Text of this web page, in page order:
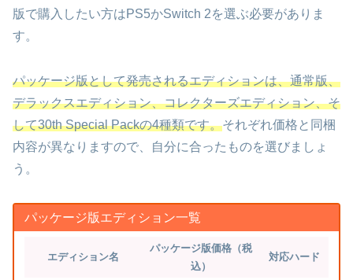
版で購入したい方はPS5かSwitch 2を選ぶ必要がありま
す。
パッケージ版として発売されるエディションは、通常版、
デラックスエディション、コレクターズエディション、そ
して30th Special Packの4種類です。それぞれ価格と同梱
内容が異なりますので、自分に合ったものを選びましょ
う。
パッケージ版エディション一覧
エディション名
パッケージ版価格（税
込）
対応ハード